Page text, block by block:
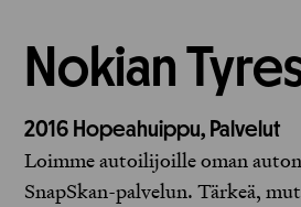
Nokian
2016 Hopeahuippu, Palvelut
Loimme autoilijoille oman
SnapSkan-palvelun. Tärkeä,